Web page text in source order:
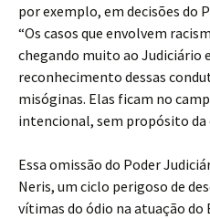
por exemplo, em decisões do
“Os casos que envolvem
chegando muito ao Judiciário
reconhecimento dessas
misóginas. Elas ficam no
intencional, sem propósito da
Essa omissão do Poder
Neris, um ciclo perigoso de
vítimas do ódio na atuação do